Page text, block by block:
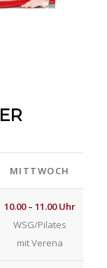
MITTWOCH
10.00 – 11.00 Uhr
WSG/Pilates
mit Verena